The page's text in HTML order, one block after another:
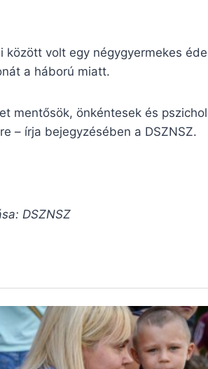
között volt egy négygyermekes
a háború miatt.
mentősök, önkéntesek és
– írja bejegyzésében a DSZNSZ.
DSZNSZ